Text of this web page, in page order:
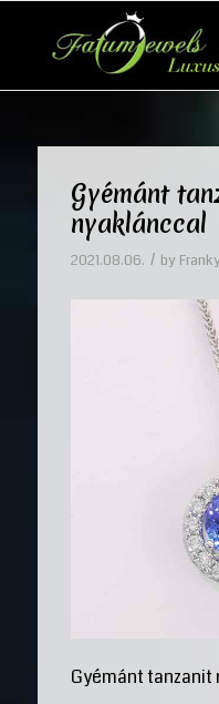
Gyémánt
nyaklánccal
2021.08.06. / by
Gyémánt